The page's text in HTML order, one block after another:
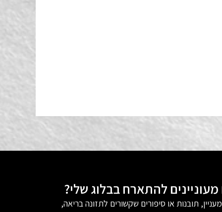
להתארח בבלוג שלי?
תובנות או סיפורים שקשורים לתזונה בריאה,